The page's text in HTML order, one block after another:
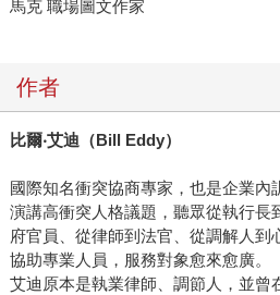
馬克 職場圖文作家
作者
比爾‧艾迪（Bill Eddy）
國際知名衝突協商專家，也是企業內
演講高衝突人格議題，聽眾從執行長
府官員、從律師到法官、從調解人到
協助專業人員，服務對象愈來愈廣。
艾迪原本是執業律師、調節人，並曾